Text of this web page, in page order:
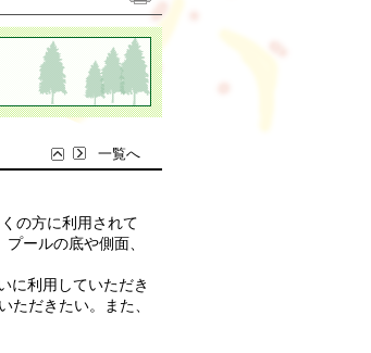
一覧へ
の方に利用されて
ールの底や側面、
に利用していただき
ただきたい。また、